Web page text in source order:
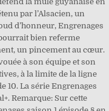
par l’Alsacien, un
d’honneur, Engrenages
bien referme
un pincement au cœur.
à son équipe et son
à la limite de la ligne
10. La série Engrenages
Remarque: Sur cette